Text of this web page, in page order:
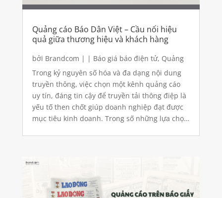
Quảng cáo Báo Dân Việt – Cầu nối hiệu
quả giữa thương hiệu và khách hàng
bởi Brandcom | | Báo giá báo điện tử, Quảng
cáo báo điện tử, Quảng cáo báo giấy
Trong kỷ nguyên số hóa và đa dạng nội dung
truyền thông, việc chọn một kênh quảng cáo
uy tín, đáng tin cậy để truyền tải thông điệp là
yếu tố then chốt giúp doanh nghiệp đạt được
mục tiêu kinh doanh. Trong số những lựa chọn